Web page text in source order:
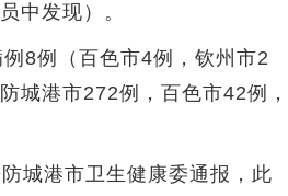
中发现）。
8例（百色市4例，钦州市2
城港市272例，百色市42例，
城港市卫生健康委通报，此